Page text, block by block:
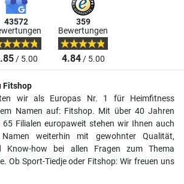
43572
/ 5.00
359
Bewertungen
4.84/ 5.00
Fitshop
wir als Europas Nr. 1 für Heimfitness
Namen auf: Fitshop. Mit über 40 Jahren
Filialen europaweit stehen wir Ihnen auch
weiterhin mit gewohnter Qualität,
Know-how bei allen Fragen zum Thema
Ob Sport-Tiedje oder Fitshop: Wir freuen uns